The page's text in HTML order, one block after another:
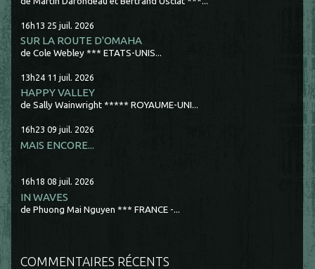
16h13 25 juil. 2026
SUR LA ROUTE D'OMAHA
de Cole Webley *** ETATS-UNIS...
13h24 11 juil. 2026
HAPPY VALLEY
de Sally Wainwright ***** ROYAUME-UNI...
16h23 09 juil. 2026
MAIS ENCORE...
16h18 08 juil. 2026
IN WAVES
de Phuong Mai Nguyen *** FRANCE -...
COMMENTAIRES RÉCENTS